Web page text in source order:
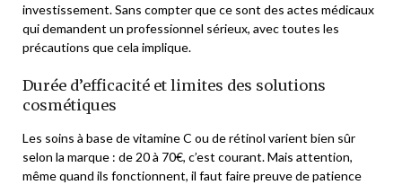
investissement. Sans compter que ce sont des actes médicaux
qui demandent un professionnel sérieux, avec toutes les
précautions que cela implique.
Durée d’efficacité et limites des solutions
cosmétiques
Les soins à base de vitamine C ou de rétinol varient bien sûr
selon la marque : de 20 à 70€, c’est courant. Mais attention,
même quand ils fonctionnent, il faut faire preuve de patience